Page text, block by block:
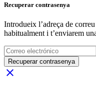
Recuperar contrasenya
Introdueix l’adreça de
habitualment i t’enviarem
Recuperar contrasenya
close